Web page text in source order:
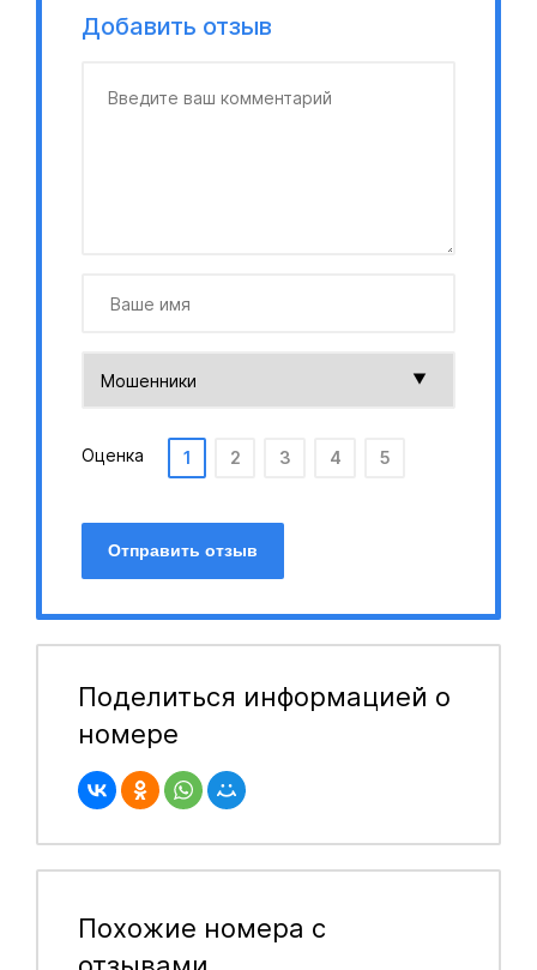
Добавить отзыв
Оценка 1 2 3 4 5
Отправить отзыв
Поделиться информацией о
номере
Похожие номера с